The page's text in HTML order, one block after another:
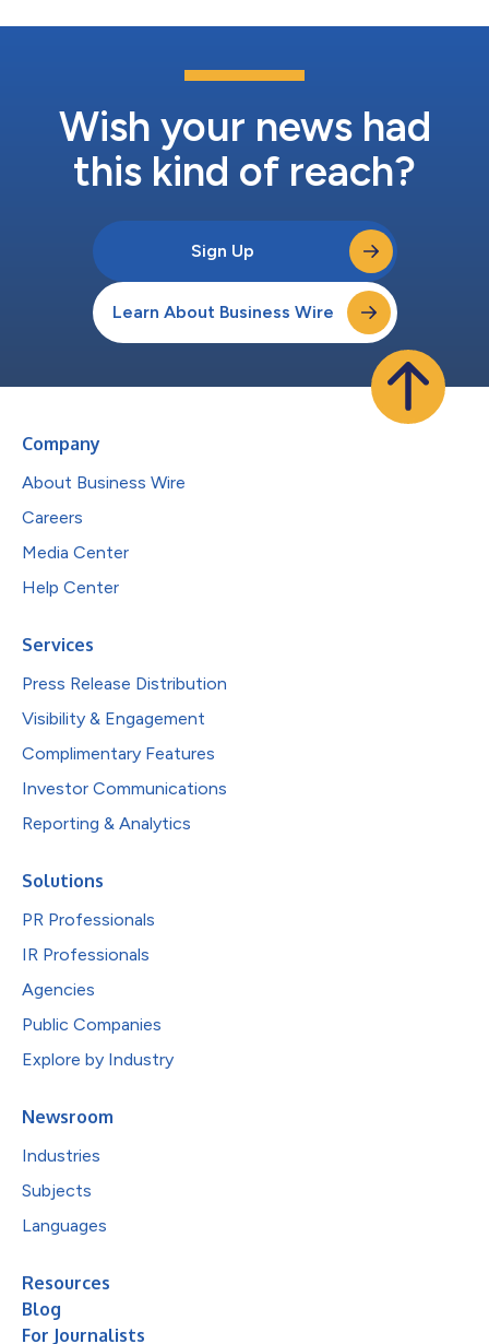
权作为抵押品，通过利息支付产生收益。与此同时，基金还在美国
前住宅用地。 Walton Global中东地区董事总经理Tim Haywood
表示：“本基金面向机构和高净值投资者，他们希望通过投资美国
验，擅长发掘那些通过开发许可审批进...
Wish your news had
this kind of reach?
Sign Up
Learn About Business Wire
Company
About Business Wire
Careers
Media Center
Help Center
Services
Press Release Distribution
Visibility & Engagement
Complimentary Features
Investor Communications
Reporting & Analytics
Solutions
PR Professionals
IR Professionals
Agencies
Public Companies
Explore by Industry
Newsroom
Industries
Subjects
Languages
Resources
Blog
For Journalists